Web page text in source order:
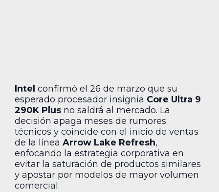
Intel confirmó el 26 de marzo que su
esperado procesador insignia Core Ultra 9
290K Plus no saldrá al mercado. La
decisión apaga meses de rumores
técnicos y coincide con el inicio de ventas
de la línea Arrow Lake Refresh,
enfocando la estrategia corporativa en
evitar la saturación de productos similares
y apostar por modelos de mayor volumen
comercial.